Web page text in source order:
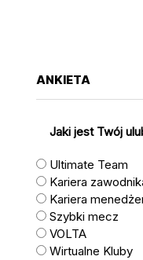
ANKIETA
Jaki jest Twój
Ultimate Team
Kariera
Kariera
Szybki mecz
VOLTA
Wirtualne Kluby